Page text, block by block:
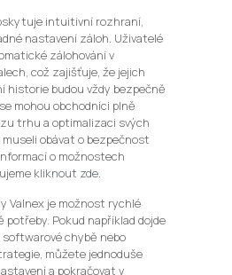
intuitivní rozhraní,
nastavení záloh. Uživatelé
zálohování v
což zajišťuje, že jejich
historie budou vždy bezpečně
mohou obchodníci plně
trhu a optimalizaci svých
obávat o bezpečnost
o možnostech
kliknout zde.
Valnex je možnost rychlé
potřeby. Pokud například dojde
chybě nebo
můžete jednoduše
a pokračovat v